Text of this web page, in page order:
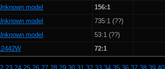
model
156:1
model
735:1 (??)
model
53:1 (??)
L2442W
72:1